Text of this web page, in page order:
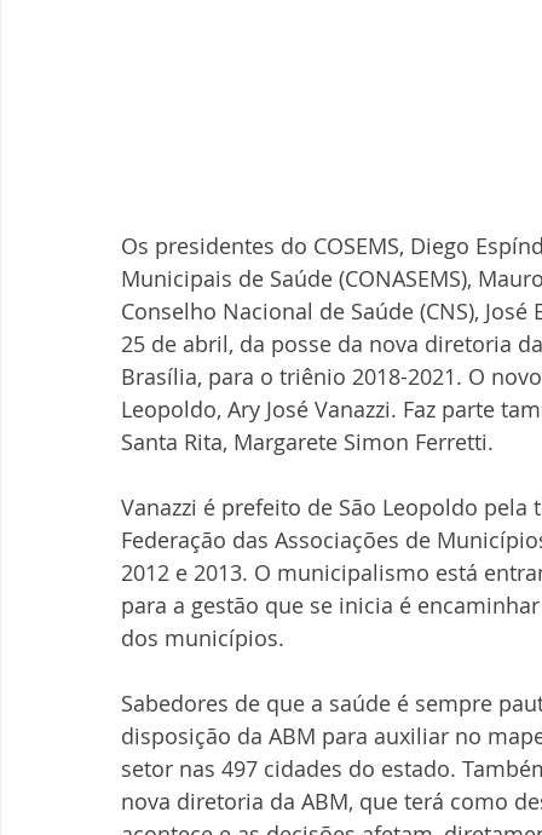
Os presidentes do COSEMS, Diego
Municipais de Saúde (CONASEMS),
Conselho Nacional de Saúde (CNS),
25 de abril, da posse da nova diretoria
Brasília, para o triênio 2018-2021. O
Leopoldo, Ary José Vanazzi. Faz parte
Santa Rita, Margarete Simon Ferretti.
Vanazzi é prefeito de São Leopoldo
Federação das Associações de
2012 e 2013. O municipalismo está
para a gestão que se inicia é
dos municípios.
Sabedores de que a saúde é sempre
disposição da ABM para auxiliar no
setor nas 497 cidades do estado.
nova diretoria da ABM, que terá como